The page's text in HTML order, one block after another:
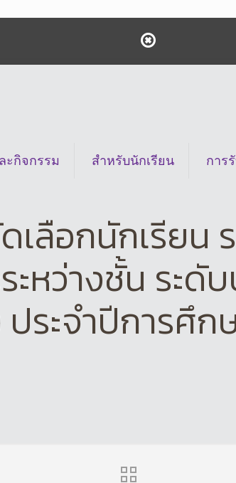
ะกิจกรรม สำหรับนักเรียน การ
เลือกนักเรียน
หว่างชั้น ระดั
ประจำปีการศึก